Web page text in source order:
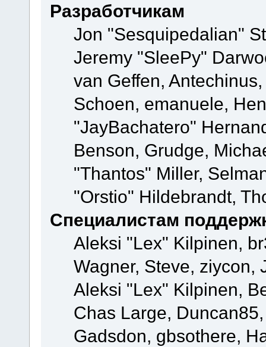
Разработчикам
Jon "Sesquipedalian"
Jeremy "SleePy"
van Geffen,
Schoen, emanuele,
"JayBachatero"
Benson, Grudge,
"Thantos" Miller,
"Orstio" Hildebrandt,
Специалистам
Aleksi "Lex" Kilpinen,
Wagner, Steve, ziycon,
Aleksi "Lex" Kilpinen,
Chas Large,
Gadsdon, gbsothere,